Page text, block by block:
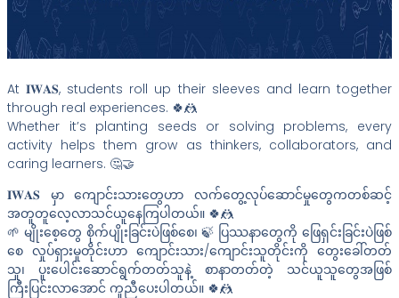
At 𝐈𝐖𝐀𝐒, students roll up their sleeves and learn together
through real experiences. 🍀🤼
Whether it’s planting seeds or solving problems, every
activity helps them grow as thinkers, collaborators, and
caring learners. 🤔🤝
𝐈𝐖𝐀𝐒 မှာ ကျောင်းသားတွေဟာ လက်တွေ့လုပ်ဆောင်မှုတွေကတစ်ဆင့်
အတူတူလေ့လာသင်ယူနေကြပါတယ်။ 🍀🤼
🌱 မျိုးစေ့တွေ စိုက်ပျိုးခြင်းပဲဖြစ်စေ၊ 🍃 ပြဿနာတွေကို ဖြေရှင်းခြင်းပဲဖြစ်
စေ လှုပ်ရှားမှုတိုင်းဟာ ကျောင်းသား/ကျောင်းသူတိုင်းကို တွေးခေါ်တတ်
သူ၊ ပူးပေါင်းဆောင်ရွက်တတ်သူနဲ့ စာနာတတ်တဲ့ သင်ယူသူတွေအဖြစ်
ကြီးပြင်းလာအောင် ကူညီပေးပါတယ်။ 🍀🤼